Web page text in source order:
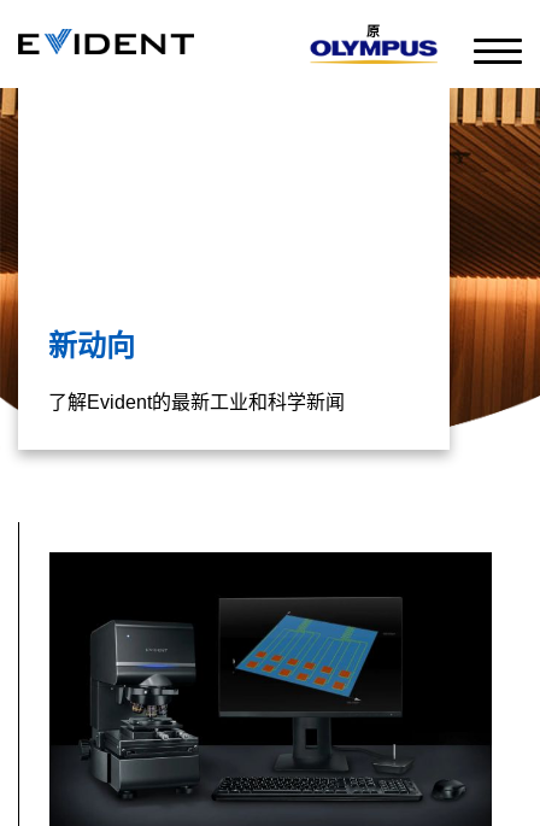
原
新动向
了解Evident的最新工业和科学新闻